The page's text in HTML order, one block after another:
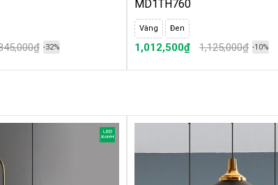
-32%
MD1TH760
Vàng Đen
1,012,500₫ 1,125,000₫ -10%